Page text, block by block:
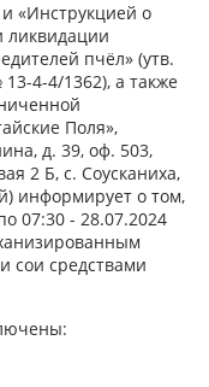
«Инструкцией о
ликвидации
пчёл» (утв.
4-4/1362), а также
Поля»,
д. 39, оф. 503,
2 Б, с. Соусканиха,
информирует о том,
07:30 - 28.07.2024
сои средствами